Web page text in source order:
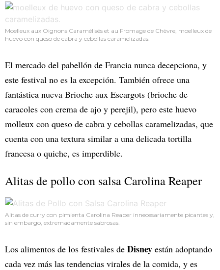
Moelleux aux Oignons Caramélisés et au Fromage de Chèvre, moelleux de
huevo con queso de cabra y cebollas caramelizadas.
El mercado del pabellón de Francia nunca decepciona, y
este festival no es la excepción. También ofrece una
fantástica nueva Brioche aux Escargots (brioche de
caracoles con crema de ajo y perejil), pero este huevo
molleux con queso de cabra y cebollas caramelizadas, que
cuenta con una textura similar a una delicada tortilla
francesa o quiche, es imperdible.
Alitas de pollo con salsa Carolina Reaper
Alitas de curry con pimienta Carolina Reaper innecesariamente picantes y,
sin embargo, extremadamente sabrosas.
Los alimentos de los festivales de Disney están adoptando
cada vez más las tendencias virales de la comida, y es